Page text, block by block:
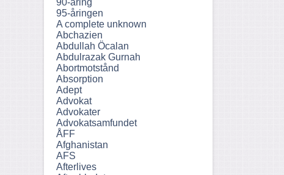
90-åring
95-åringen
A complete unknown
Abchazien
Abdullah Öcalan
Abdulrazak Gurnah
Abortmotstånd
Absorption
Adept
Advokat
Advokater
Advokatsamfundet
ÅFF
Afghanistan
AFS
Afterlives